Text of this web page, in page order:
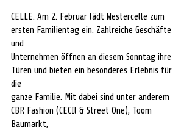
CELLE. Am 2. Februar lädt Westercelle zum
ersten Familientag ein. Zahlreiche Geschäfte
und
Unternehmen öffnen an diesem Sonntag ihre
Türen und bieten ein besonderes Erlebnis für
die
ganze Familie. Mit dabei sind unter anderem
CBR Fashion (CECIl & Street One), Toom
Baumarkt,